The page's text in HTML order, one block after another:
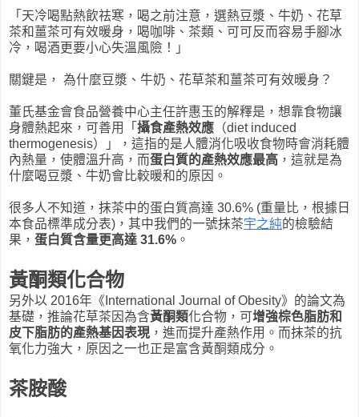
「天冷喝點熱飲祛寒，喝之前注意，選熱豆漿、牛奶、花草
茶和薑茶可有效暖身，喝咖啡、茶類、可可反而容易手腳冰
冷，喝酒更要小心失溫風險！」
關鍵是， 為什麼豆漿、牛奶、花草茶和薑茶可有效暖身？
董氏基金會食品營養中心主任許惠玉的解釋是，想靠食物讓
身體熱起來，可善用「 攝食產熱效應 （diet induced
thermogenesis）」，這指的是人體消化吸收食物時會消耗體
內熱量，使體溫升高，而蛋白質的產熱效應最高 ，這就是為
什麼喝豆漿、牛奶會比較暖和的原因。
很多人不知道，抹茶中的蛋白質高達 30.6% (重量比，根據日
本食品標準成分表)，其中我們的一號抹茶宇之純的檢驗結
果， 蛋白質含量更高達 31.6% 。
黃酮類化合物
另外以 2016年《International Journal of Obesity》的論文為
基礎，推論花草茶因為含黃酮類化合物，可增強棕色脂肪和
皮下脂肪的產熱基因表現 ，進而提升產熱作用。而抹茶的抗
氧化力強大，原因之一也正是富含黃酮類成分。
茶胺酸